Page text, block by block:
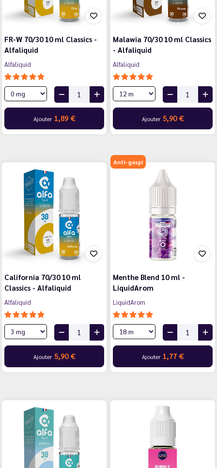
FR-W 70/30 10 ml Classics -
Alfaliquid
Alfaliquid
Ajouter 1,89 €
Malawia 70/30 10 ml Classics
- Alfaliquid
Alfaliquid
Ajouter 5,90 €
California 70/30 10 ml
Classics - Alfaliquid
Alfaliquid
Ajouter 5,90 €
Anti-gaspi
Menthe Blend 10 ml -
LiquidArom
LiquidArom
Ajouter 1,77 €